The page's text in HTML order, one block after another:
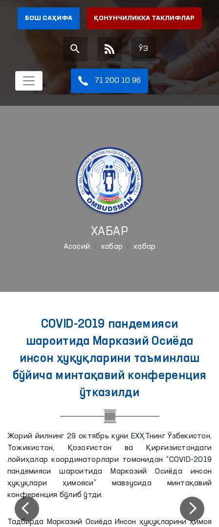
БОШ САҲИФА ҚОНУНЧИЛИККА ТАКЛИФЛАР
ЎЗ
71 200 10 96
ХАБАР
Aсосий хабар хабар
COVID-2019 пандемияси
шароитида Марказий Осиёда
инсон ҳуқуқларини таъминлаш
бўйича минтақавий конференция
ўтказилди
Жорий йилнинг 29 октябрь куни ЕХҲТнинг Ўзбекистон,
Тожикистон, Қозоғистон ва Қирғизистондаги
лойиҳалар координаторлари томонидан “COVID-2019
пандемияси шароитида Марказий Осиёда инсон
ҳуқуқлари ҳимояси” мавзусида минтақавий
конференция бўлиб ўтди.
Тадбирда Марказий Осиёда Инсон ҳуқуқларини ҳимоя